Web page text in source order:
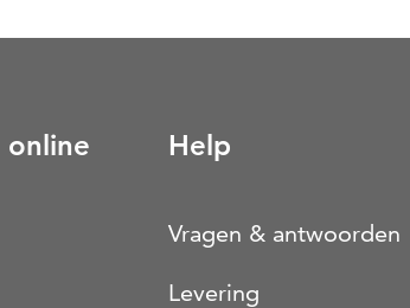
online Help
Vragen & antwoorden
Levering